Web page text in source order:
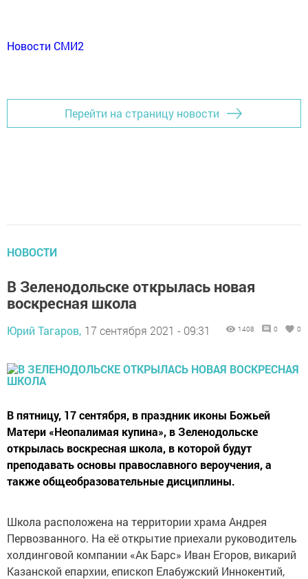
Новости СМИ2
Перейти на страницу новости
НОВОСТИ
В Зеленодольске открылась новая
воскресная школа
Юрий Тагаров, 17 сентября 2021 - 09:31 1408 0 0
В пятницу, 17 сентября, в праздник иконы Божьей
Матери «Неопалимая купина», в Зеленодольске
открылась воскресная школа, в которой будут
преподавать основы православного вероучения, а
также общеобразовательные дисциплины.
Школа расположена на территории храма Андрея
Первозванного. На её открытие приехали руководитель
холдинговой компании «Ак Барс» Иван Егоров, викарий
Казанской епархии, епископ Елабужский Иннокентий,